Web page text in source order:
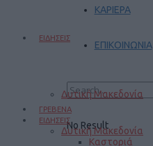
ΚΑΡΙΕΡΑ
ΕΠΙΚΟΙΝΩΝΙΑ
No Result
ΕΙΔΗΣΕΙΣ
Δυτική Μακεδονία
ΓΡΕΒΕΝΑ
ΕΙΔΗΣΕΙΣ
Δυτική Μακεδονία
Καστοριά